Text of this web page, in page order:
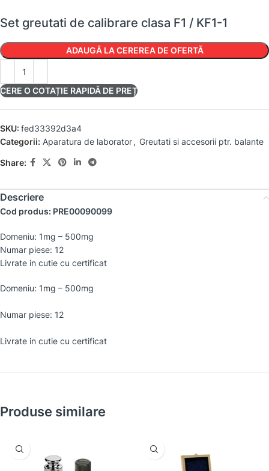
Set greutati de calibrare clasa F1 / KF1-1
ADAUGĂ LA CEREREA DE OFERTĂ
CERE O COTAȚIE RAPIDĂ DE PREȚ
SKU: fed33392d3a4
Categorii: Aparatura de laborator, Greutati si accesorii ptr. balante
Share:
Descriere
Cod produs: PRE00090099
Domeniu: 1mg – 500mg
Numar piese: 12
Livrate in cutie cu certificat
Domeniu: 1mg – 500mg
Numar piese: 12
Livrate in cutie cu certificat
Produse similare